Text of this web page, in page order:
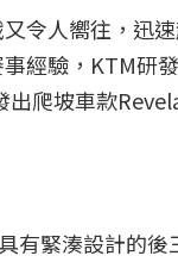
令人嚮往，迅
經驗，KTM研
爬坡車款
有緊湊設計的